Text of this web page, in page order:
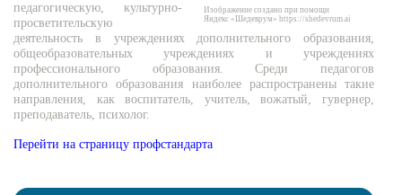
Изображение создано при помощи
Яндекс «Шедеврум» https://shedevrum.ai
педагогическую, культурно-
просветительскую
деятельность в учреждениях дополнительного образования,
общеобразовательных учреждениях и учреждениях
профессионального образования. Среди педагогов
дополнительного образования наиболее распространены такие
направления, как воспитатель, учитель, вожатый, гувернер,
преподаватель, психолог.
Перейти на страницу профстандарта